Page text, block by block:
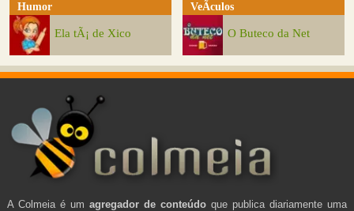
Humor
Ela tÃ¡ de Xico
VeÃ­culos
O Buteco da Net
A Colmeia é um agregador de conteúdo que publica diariamente uma